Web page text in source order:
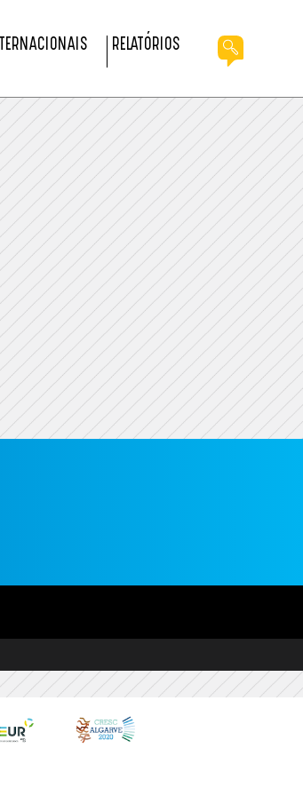
RELATÓRIOS